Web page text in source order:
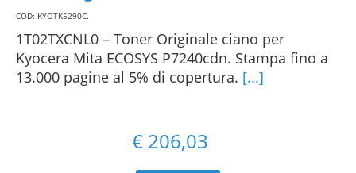
COD: KYOTK5290C.
1T02TXCNL0 – Toner Originale ciano per
Kyocera Mita ECOSYS P7240cdn. Stampa fino a
13.000 pagine al 5% di copertura. [...]
€ 206,03